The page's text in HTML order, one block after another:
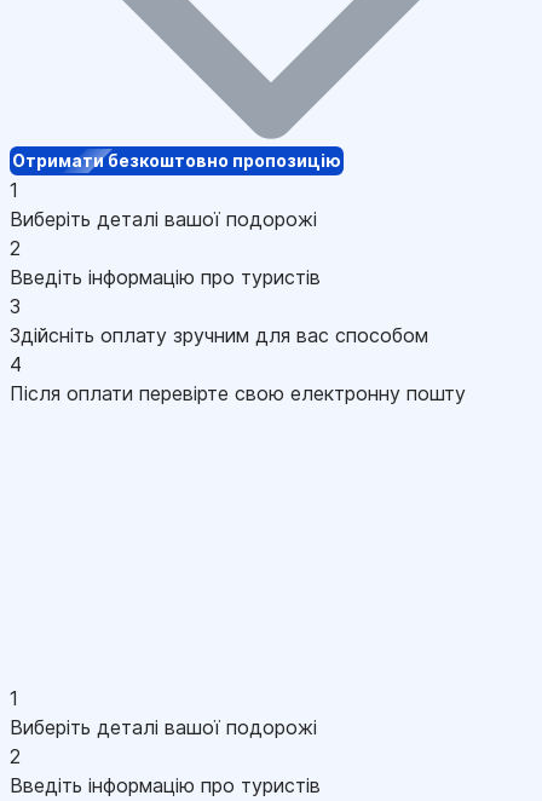
Отримати безкоштовно пропозицію
1
Виберіть деталі вашої подорожі
2
Введіть інформацію про туристів
3
Здійсніть оплату зручним для вас способом
4
Після оплати перевірте свою електронну пошту
1
Виберіть деталі вашої подорожі
2
Введіть інформацію про туристів